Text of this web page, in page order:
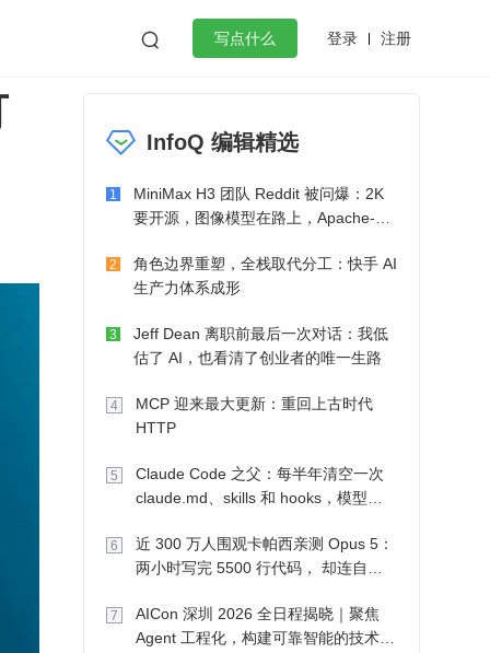
 写点什么 登录 注册
工作
微服务架构 flutter
InfoQ 编辑精选
1
MiniMax H3 团队 Reddit 被问爆：2K
要开源，图像模型在路上，Apache-2.0
2
角色边界重塑，全栈取代分工：快手 AI
生产力体系成形
3
Jeff Dean 离职前最后一次对话：我低
估了 AI，也看清了创业者的唯一生路
4
MCP 迎来最大更新：重回上古时代
HTTP
5
Claude Code 之父：每半年清空一次
claude.md、skills 和 hooks，模型自
6
近 300 万人围观卡帕西亲测 Opus 5：
两小时写完 5500 行代码， 却连自己
7
AICon 深圳 2026 全日程揭晓｜聚焦
Agent 工程化，构建可靠智能的技术路